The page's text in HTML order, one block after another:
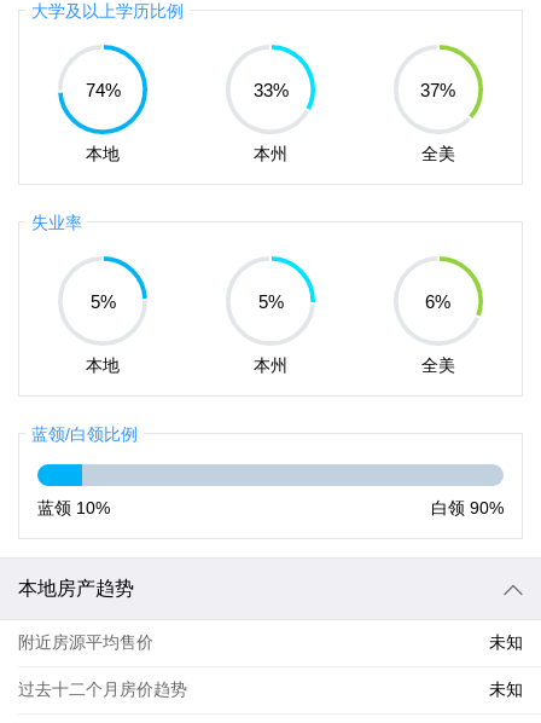
大学及以上学历比例
74%
本地
33%
本州
37%
全美
失业率
5%
本地
5%
本州
6%
全美
蓝领/白领比例
蓝领 10% 白领 90%
本地房产趋势
附近房源平均售价 未知
过去十二个月房价趋势 未知